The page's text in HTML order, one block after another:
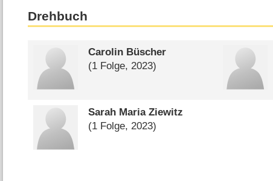
Drehbuch
Carolin Büscher
(1 Folge, 2023)
Sarah Maria Ziewitz
(1 Folge, 2023)